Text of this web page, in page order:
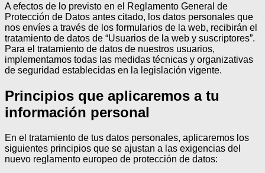
A efectos de lo previsto en el Reglamento General de
Protección de Datos antes citado, los datos personales que
nos envíes a través de los formularios de la web, recibirán el
tratamiento de datos de “Usuarios de la web y suscriptores”.
Para el tratamiento de datos de nuestros usuarios,
implementamos todas las medidas técnicas y organizativas
de seguridad establecidas en la legislación vigente.
Principios que aplicaremos a tu
información personal
En el tratamiento de tus datos personales, aplicaremos los
siguientes principios que se ajustan a las exigencias del
nuevo reglamento europeo de protección de datos: